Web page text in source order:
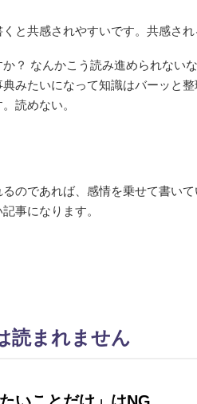
と共感されやすいです。共感さ
？ なんかこう読み進められな
みたいになって知識はバーッと
読めない。
のであれば、感情を乗せて書い
事になります。
読まれません